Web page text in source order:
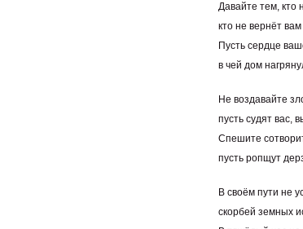
Давайте тем, кто
кто не вернёт вам
Пусть сердце
в чей дом
Не воздавайте
пусть судят вас,
Спешите
пусть ропщут
В своём пути не
скорбей земных